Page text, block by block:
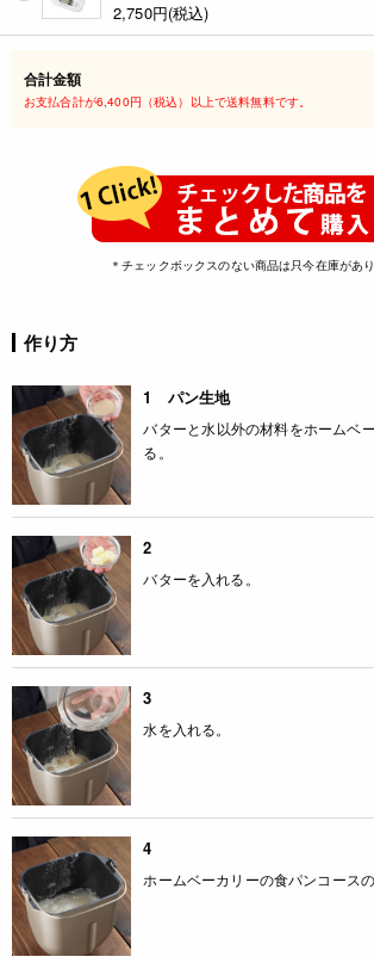
2,750円(税込)
合計金額
お支払合計が6,400円（税込）以上で送料無料です。
＊チェックボックスのない商品は只今在庫があり
作り方
1 パン生地
バターと水以外の材料をホームベ
る。
2
バターを入れる。
3
水を入れる。
4
ホームベーカリーの食パンコース